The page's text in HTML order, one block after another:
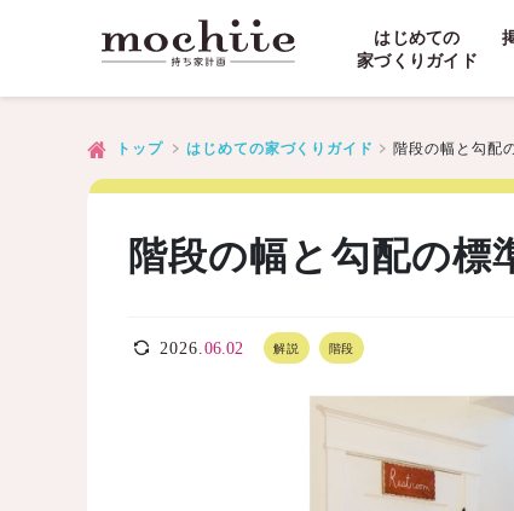
はじめての
家づくりガイド
トップ はじめての家づくりガイド 階段の幅と勾配
階段の幅と勾配の標
2026.06.02 解説 階段